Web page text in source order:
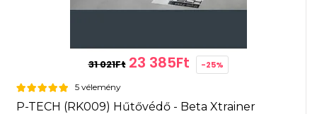
31 021Ft 23 385Ft -25%
5 vélemény
P-TECH (RK009) Hűtővédő - Beta Xtrainer